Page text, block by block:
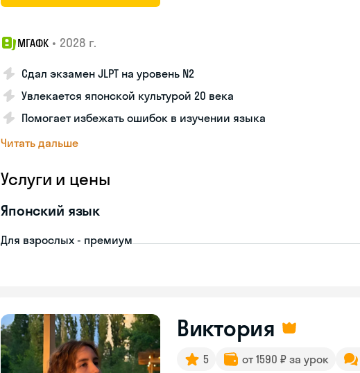
МГАФК • 2028 г.
Сдал экзамен JLPT на уровень N2
Увлекается японской культурой 20 века
Помогает избежать ошибок в изучении языка
Читать дальше
Услуги и цены
Японский язык
Для взрослых - премиум
Виктория
5 от 1590 ₽ за урок